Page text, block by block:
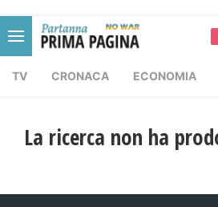
TV CRONACA ECONOMIA
La ricerca non ha